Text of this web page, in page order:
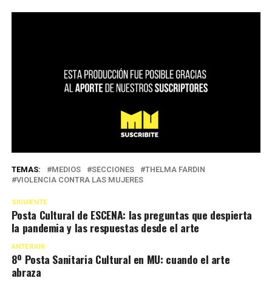
TEMAS: MEDIOS SECCIONES
THELMA FARDIN
VIOLENCIA CONTRA LAS MUJERES
SIGUIENTE
Posta Cultural de ESCENA: las preguntas que despierta
la pandemia y las respuestas desde el arte
ANTERIOR
8º Posta Sanitaria Cultural en MU: cuando el arte
abraza